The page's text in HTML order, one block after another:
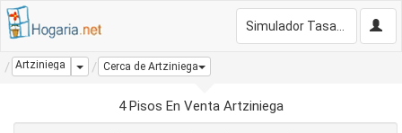
Artziniega Dropdown
Cerca de Artziniega
4 Pisos En Venta Artziniega